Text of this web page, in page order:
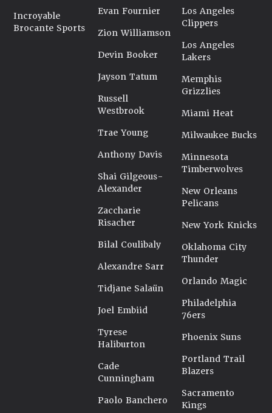
Incroyable
Brocante Sports
Evan Fournier
Zion Williamson
Devin Booker
Jayson Tatum
Russell
Westbrook
Trae Young
Anthony Davis
Shai Gilgeous-
Alexander
Zaccharie
Risacher
Bilal Coulibaly
Alexandre Sarr
Tidjane Salaün
Joel Embiid
Tyrese
Haliburton
Cade
Cunningham
Paolo Banchero
Los Angeles
Clippers
Los Angeles
Lakers
Memphis
Grizzlies
Miami Heat
Milwaukee Bucks
Minnesota
Timberwolves
New Orleans
Pelicans
New York Knicks
Oklahoma City
Thunder
Orlando Magic
Philadelphia
76ers
Phoenix Suns
Portland Trail
Blazers
Sacramento
Kings